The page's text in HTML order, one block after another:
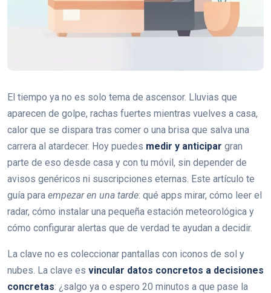
El tiempo ya no es solo tema de ascensor. Lluvias que
aparecen de golpe, rachas fuertes mientras vuelves a casa,
calor que se dispara tras comer o una brisa que salva una
carrera al atardecer. Hoy puedes medir y anticipar gran
parte de eso desde casa y con tu móvil, sin depender de
avisos genéricos ni suscripciones eternas. Este artículo te
guía para empezar en una tarde: qué apps mirar, cómo leer el
radar, cómo instalar una pequeña estación meteorológica y
cómo configurar alertas que de verdad te ayudan a decidir.
La clave no es coleccionar pantallas con iconos de sol y
nubes. La clave es vincular datos concretos a decisiones
concretas: ¿salgo ya o espero 20 minutos a que pase la